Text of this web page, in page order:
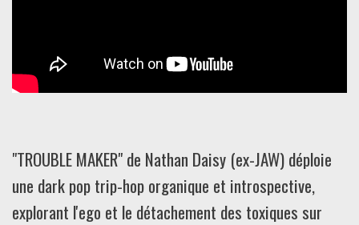
"TROUBLE MAKER" de Nathan Daisy (ex-JAW) déploie
une dark pop trip-hop organique et introspective,
explorant l'ego et le détachement des toxiques sur